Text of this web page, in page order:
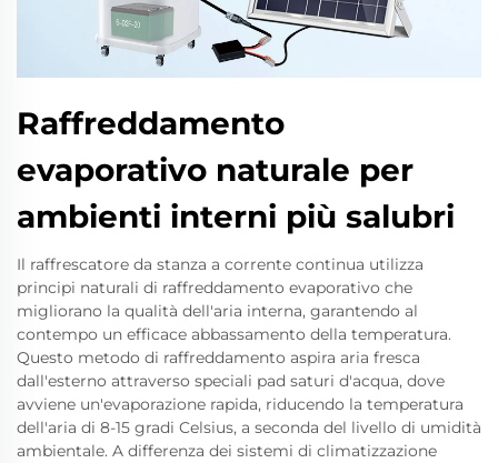
Raffreddamento
evaporativo naturale per
ambienti interni più salubri
Il raffrescatore da stanza a corrente continua utilizza
principi naturali di raffreddamento evaporativo che
migliorano la qualità dell'aria interna, garantendo al
contempo un efficace abbassamento della temperatura.
Questo metodo di raffreddamento aspira aria fresca
dall'esterno attraverso speciali pad saturi d'acqua, dove
avviene un'evaporazione rapida, riducendo la temperatura
dell'aria di 8-15 gradi Celsius, a seconda del livello di umidità
ambientale. A differenza dei sistemi di climatizzazione